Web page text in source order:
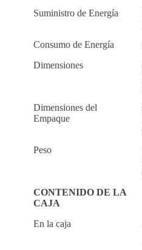
Suministro de Energía
Consumo de Energía
Dimensiones
Dimensiones del
Empaque
Peso
CONTENIDO DE LA
CAJA
En la caja